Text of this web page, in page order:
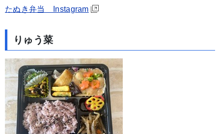
たぬき弁当 Instagram
りゅう菜